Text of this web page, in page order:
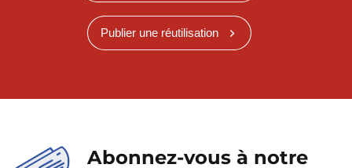
Publier une réutilisation
Abonnez-vous à notre